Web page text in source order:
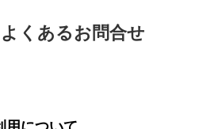
よくあるお問合せ